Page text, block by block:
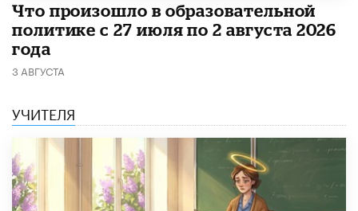
​Что произошло в образовательной
политике с 27 июля по 2 августа 2026
года
3 АВГУСТА
УЧИТЕЛЯ